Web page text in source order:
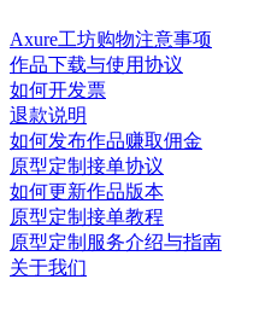
Axure工坊购物注意事项
作品下载与使用协议
如何开发票
退款说明
如何发布作品赚取佣金
原型定制接单协议
如何更新作品版本
原型定制接单教程
原型定制服务介绍与指南
关于我们